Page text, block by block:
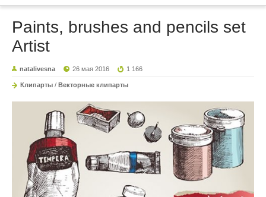
Paints, brushes and pencils set
Artist
natalivesna 26 мая 2016 1 166
Клипарты / Векторные клипарты